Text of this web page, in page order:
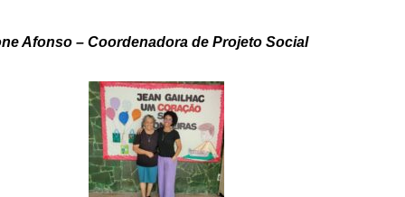
Afonso – Coordenadora de Projeto Social